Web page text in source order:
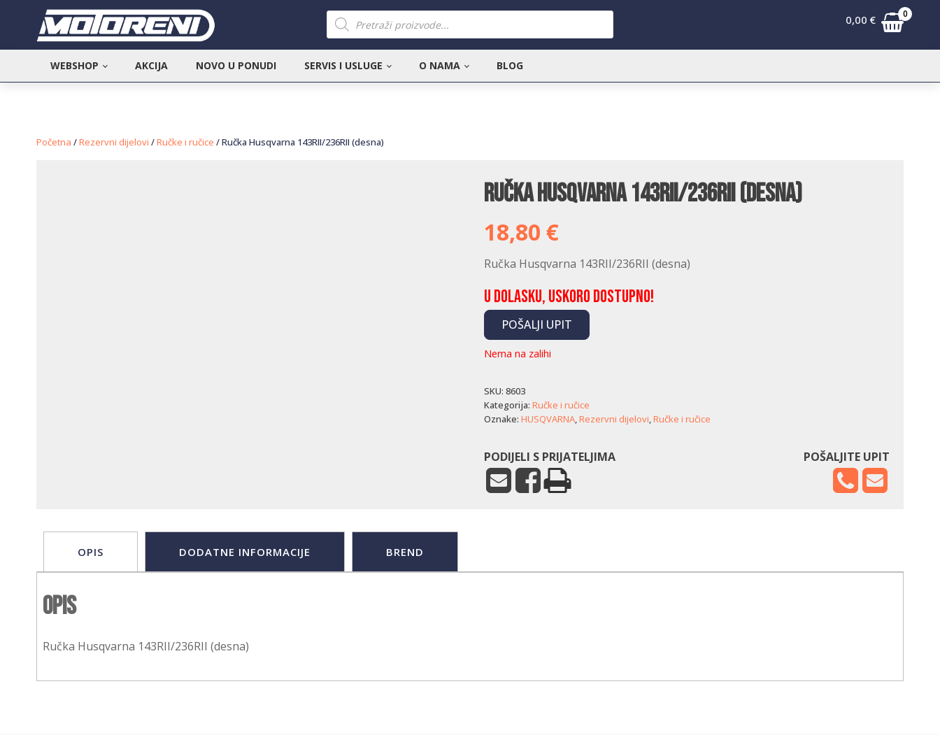
Products
search
0,00 € 0
WEBSHOP AKCIJA NOVO U PONUDI SERVIS I USLUGE O NAMA BLOG
Početna /Rezervni dijelovi /Ručke i ručice / Ručka Husqvarna 143RII/236RII (desna)
Ručka Husqvarna 143RII/236RII (desna)
18,80 €
Ručka Husqvarna 143RII/236RII (desna)
U dolasku, uskoro dostupno!
POŠALJI UPIT
Nema na zalihi
SKU: 8603
Kategorija: Ručke i ručice
Oznake: HUSQVARNA,Rezervni dijelovi,Ručke i ručice
PODIJELI S PRIJATELJIMA POŠALJITE UPIT
OPIS DODATNE INFORMACIJE BREND
Opis
Ručka Husqvarna 143RII/236RII (desna)